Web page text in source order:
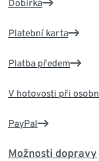
Dobírka
Platební karta
Platba předem
V hotovosti při
PayPal
Možnosti dopravy